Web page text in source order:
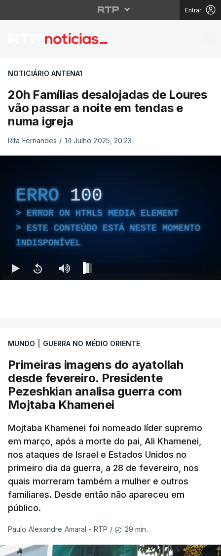
Entrar
20h Famílias
NOTICIÁRIO ANTENA1
20h Famílias desalojadas de Loures
vão passar a noite em tendas e
numa igreja
Rita Fernandes / 14 Julho 2025, 20:23
ERRO 100
ERROR ON HTML5 MEDIA ELEMENT
ESTE CONTEÚDO ESTÁ NESTE MOMENTO
INDISPONÍVEL
MUNDO GUERRA NO MÉDIO ORIENTE
Primeiras imagens do ayatollah
desde fevereiro. Presidente
Pezeshkian analisa guerra com
Mojtaba Khamenei
Mojtaba Khamenei foi nomeado líder supremo
em março, após a morte do pai, Ali Khamenei,
nos ataques de Israel e Estados Unidos no
primeiro dia da guerra, a 28 de fevereiro, nos
quais morreram também a mulher e outros
familiares. Desde então não apareceu em
público.
Paulo Alexandre Amaral - RTP / 29 min.